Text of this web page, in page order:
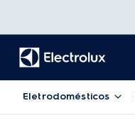
Eletrodomésticos